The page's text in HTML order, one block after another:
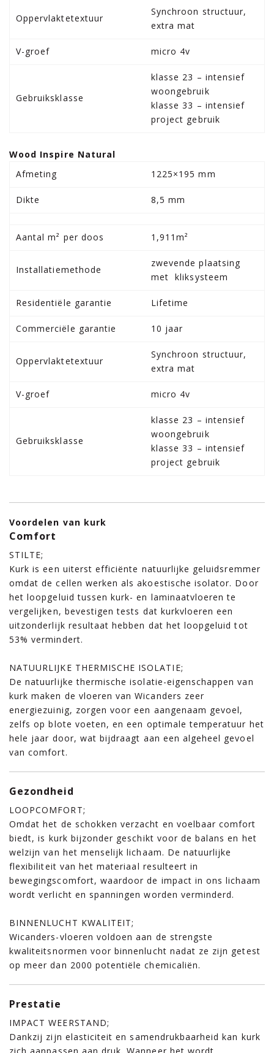
Oppervlaktetextuur
Synchroon structuur,
extra mat
V-groef micro 4v
Gebruiksklasse
klasse 23 – intensief
woongebruik
klasse 33 – intensief
project gebruik
Wood Inspire Natural
Afmeting
1225×195 mm
Dikte 8,5 mm
Aantal m² per doos 1,911m²
Installatiemethode
zwevende plaatsing
met kliksysteem
Residentiële garantie Lifetime
Commerciële garantie 10 jaar
Oppervlaktetextuur
Synchroon structuur,
extra mat
V-groef micro 4v
Gebruiksklasse
klasse 23 – intensief
woongebruik
klasse 33 – intensief
project gebruik
Voordelen van kurk
Comfort
STILTE;
Kurk is een uiterst efficiënte natuurlijke geluidsremmer
omdat de cellen werken als akoestische isolator. Door
het loopgeluid tussen kurk- en laminaatvloeren te
vergelijken, bevestigen tests dat kurkvloeren een
uitzonderlijk resultaat hebben dat het loopgeluid tot
53% vermindert.
NATUURLIJKE THERMISCHE ISOLATIE;
De natuurlijke thermische isolatie-eigenschappen van
kurk maken de vloeren van Wicanders zeer
energiezuinig, zorgen voor een aangenaam gevoel,
zelfs op blote voeten, en een optimale temperatuur het
hele jaar door, wat bijdraagt ​​aan een algeheel gevoel
van comfort.
Gezondheid
LOOPCOMFORT;
Omdat het de schokken verzacht en voelbaar comfort
biedt, is kurk bijzonder geschikt voor de balans en het
welzijn van het menselijk lichaam. De natuurlijke
flexibiliteit van het materiaal resulteert in
bewegingscomfort, waardoor de impact in ons lichaam
wordt verlicht en spanningen worden verminderd.
BINNENLUCHT KWALITEIT;
Wicanders-vloeren voldoen aan de strengste
kwaliteitsnormen voor binnenlucht nadat ze zijn getest
op meer dan 2000 potentiële chemicaliën.
Prestatie
IMPACT WEERSTAND;
Dankzij zijn elasticiteit en samendrukbaarheid kan kurk